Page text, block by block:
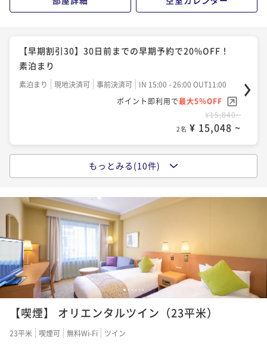
2名 ¥ 19,404 ~
【早期割引30】30日前までの早期予約で20%OFF！
朝食付き
朝食付き 現地決済可 事前決済可
IN 15:00 - 26:00 OUT11:00
ポイント即利用で 最大5％OFF
¥21,120~
2名 ¥ 20,064 ~
【早期割引60】60日前までの早期予約で25%OFF！
朝食付き
朝食付き 現地決済可 事前決済可
IN 15:00 - 26:00 OUT11:00
ポイント即利用で
2名
【フレキシブルレート】大阪なんばStay♪朝食付き
朝食付き 事前決済可
IN 15:00 - 26:00 OUT11:00
【早期割引30】30日前までの早期予約で20%OFF！
素泊まり
素泊まり 現地決済可 事前決済可
IN 15:00 - 26:00 OUT11:00
ポイント即利用で最大5％OFF
¥15,840~
2名 ¥ 15,048 ~
【フレキシブルレート】大阪なんばStay■ 素泊ま
素泊まり 現地決済可
IN 15:00 - 26:00 OUT11:00
ポイント即利用で
2名
【早期割引30】30日前までの早期予約で20%OFF！
朝食付き
もっとみる(10件)
12 3 4 5 6
【喫煙】 オリエンタルツイン（23平米）
23平米 喫煙可 無料Wi-Fi ツイン